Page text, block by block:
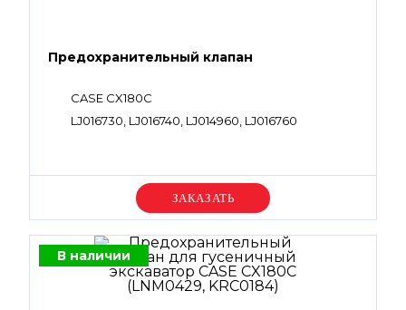
Предохранительный клапан
CASE CX180C
LJ016730, LJ016740, LJ014960, LJ016760
Уточняйте цену
В наличии